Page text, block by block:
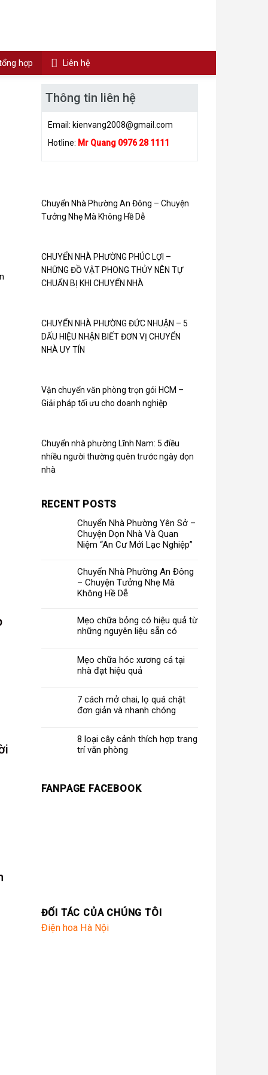
hợp Liên hệ
Thông tin liên hệ
Email: kienvang2008@gmail.com
Hotline: Mr Quang 0976 28 1111
Chuyển Nhà Phường An Đông – Chuyện
Tưởng Nhẹ Mà Không Hề Dễ
CHUYỂN NHÀ PHƯỜNG PHÚC LỢI –
NHỮNG ĐỒ VẬT PHONG THỦY NÊN TỰ
CHUẨN BỊ KHI CHUYỂN NHÀ
CHUYỂN NHÀ PHƯỜNG ĐỨC NHUẬN – 5
DẤU HIỆU NHẬN BIẾT ĐƠN VỊ CHUYỂN
NHÀ UY TÍN
Vận chuyển văn phòng trọn gói HCM –
Giải pháp tối ưu cho doanh nghiệp
Chuyển nhà phường Lĩnh Nam: 5 điều
nhiều người thường quên trước ngày dọn
nhà
RECENT POSTS
Chuyển Nhà Phường Yên Sở –
Chuyện Dọn Nhà Và Quan
Niệm “An Cư Mới Lạc Nghiệp”
Chuyển Nhà Phường An Đông
– Chuyện Tưởng Nhẹ Mà
Không Hề Dễ
Mẹo chữa bỏng có hiệu quả từ
những nguyên liệu sẵn có
Mẹo chữa hóc xương cá tại
nhà đạt hiệu quả
7 cách mở chai, lọ quá chặt
đơn giản và nhanh chóng
8 loại cây cảnh thích hợp trang
trí văn phòng
FANPAGE FACEBOOK
ĐỐI TÁC CỦA CHÚNG TÔI
Điện hoa Hà Nội